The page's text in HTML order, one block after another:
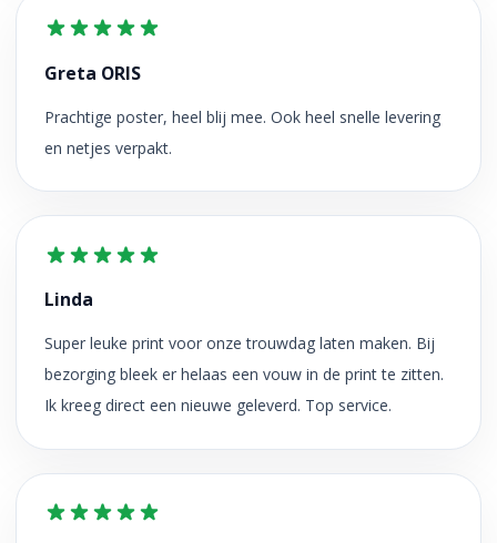
Greta ORIS
Prachtige poster, heel blij mee. Ook heel snelle levering
en netjes verpakt.
Linda
Super leuke print voor onze trouwdag laten maken. Bij
bezorging bleek er helaas een vouw in de print te zitten.
Ik kreeg direct een nieuwe geleverd. Top service.